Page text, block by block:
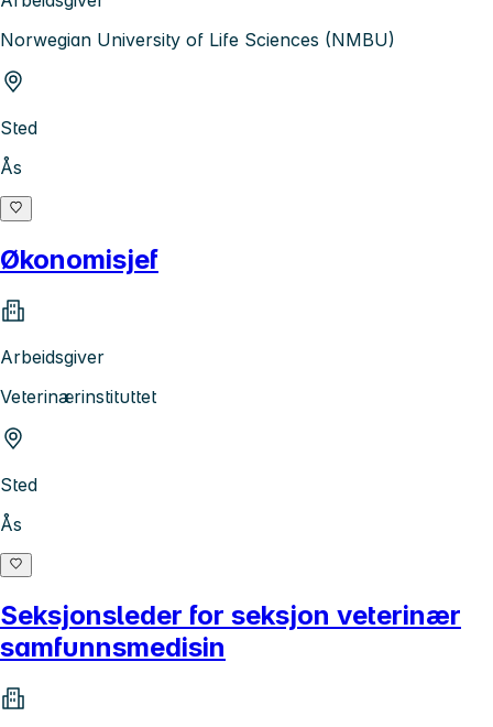
Norwegian University of Life Sciences (NMBU)
Sted
Ås
Økonomisjef
Arbeidsgiver
Veterinærinstituttet
Sted
Ås
Seksjonsleder for seksjon veterinær
samfunnsmedisin